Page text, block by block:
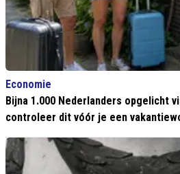
Economie
Bijna 1.000 Nederlanders opgelicht
controleer dit vóór je een